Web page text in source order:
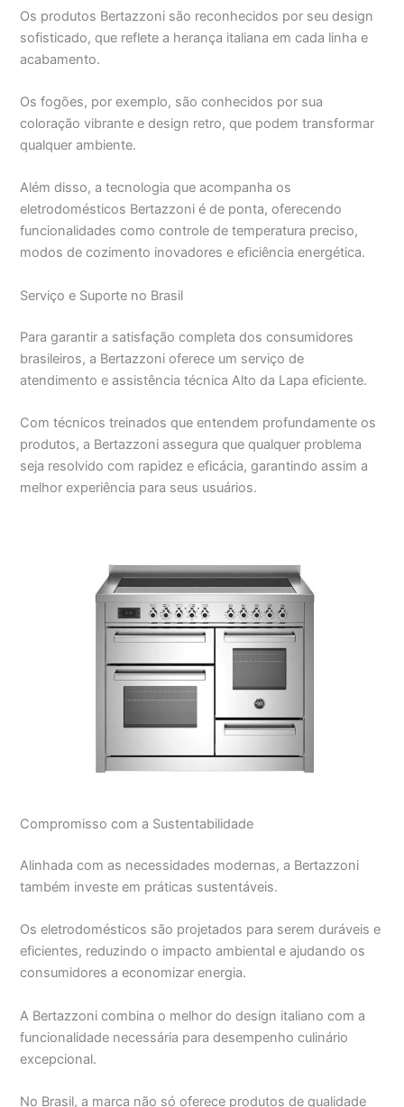
Os produtos Bertazzoni são reconhecidos por seu design
sofisticado, que reflete a herança italiana em cada linha e
acabamento.
Os fogões, por exemplo, são conhecidos por sua
coloração vibrante e design retro, que podem transformar
qualquer ambiente.
Além disso, a tecnologia que acompanha os
eletrodomésticos Bertazzoni é de ponta, oferecendo
funcionalidades como controle de temperatura preciso,
modos de cozimento inovadores e eficiência energética.
Serviço e Suporte no Brasil
Para garantir a satisfação completa dos consumidores
brasileiros, a Bertazzoni oferece um serviço de
atendimento e assistência técnica Alto da Lapa eficiente.
Com técnicos treinados que entendem profundamente os
produtos, a Bertazzoni assegura que qualquer problema
seja resolvido com rapidez e eficácia, garantindo assim a
melhor experiência para seus usuários.
Compromisso com a Sustentabilidade
Alinhada com as necessidades modernas, a Bertazzoni
também investe em práticas sustentáveis.
Os eletrodomésticos são projetados para serem duráveis e
eficientes, reduzindo o impacto ambiental e ajudando os
consumidores a economizar energia.
A Bertazzoni combina o melhor do design italiano com a
funcionalidade necessária para desempenho culinário
excepcional.
No Brasil, a marca não só oferece produtos de qualidade